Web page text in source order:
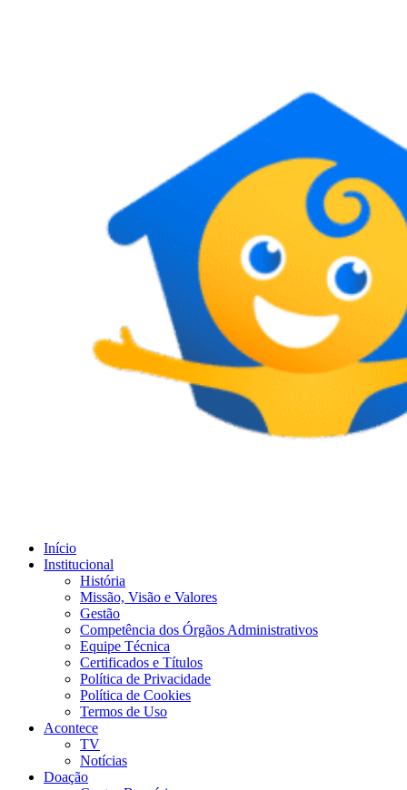
Início
Institucional
História
Missão, Visão e Valores
Gestão
Competência dos Órgãos Administrativos
Equipe Técnica
Certificados e Títulos
Política de Privacidade
Política de Cookies
Termos de Uso
Acontece
TV
Notícias
Doação